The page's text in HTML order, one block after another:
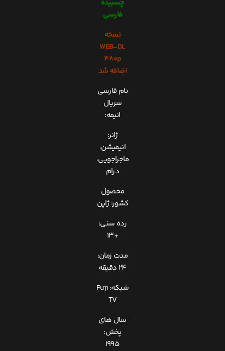
چسبیده
فارسی
نسخه
WEB-DL
480p
اضافه شد
نام فارسی
سریال
انیمه:
ژانر:
انیمیشن،
ماجراجویی،
درام
محصول
کشور: ژاپن
رده سنی:
+13
مدت زمان:
24 دقیقه
شبکه: Fuji
TV
سال های
پخش:
1995